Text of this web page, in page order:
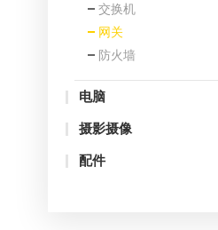
交换机
网关
防火墙
电脑
摄影摄像
配件